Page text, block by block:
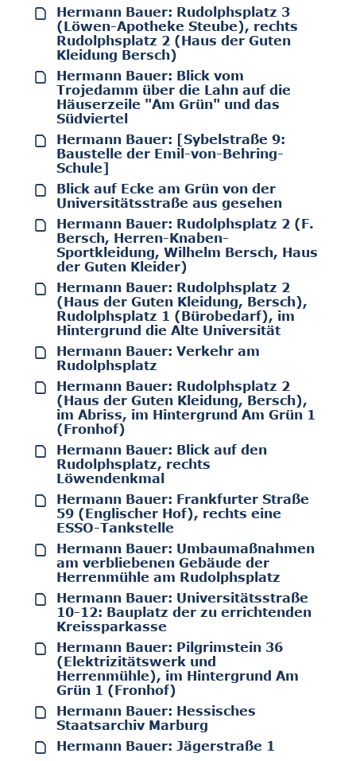
Hermann Bauer: Rudolphsplatz 3
(Löwen-Apotheke Steube), rechts
Rudolphsplatz 2 (Haus der Guten
Kleidung Bersch)
Hermann Bauer: Blick vom
Trojedamm über die Lahn auf die
Häuserzeile "Am Grün" und das
Südviertel
Hermann Bauer: [Sybelstraße 9:
Baustelle der Emil-von-Behring-
Schule]
Blick auf Ecke am Grün von der
Universitätsstraße aus gesehen
Hermann Bauer: Rudolphsplatz 2 (F.
Bersch, Herren-Knaben-
Sportkleidung, Wilhelm Bersch, Haus
der Guten Kleider)
Hermann Bauer: Rudolphsplatz 2
(Haus der Guten Kleidung, Bersch),
Rudolphsplatz 1 (Bürobedarf), im
Hintergrund die Alte Universität
Hermann Bauer: Verkehr am
Rudolphsplatz
Hermann Bauer: Rudolphsplatz 2
(Haus der Guten Kleidung, Bersch),
im Abriss, im Hintergrund Am Grün 1
(Fronhof)
Hermann Bauer: Blick auf den
Rudolphsplatz, rechts
Löwendenkmal
Hermann Bauer: Frankfurter Straße
59 (Englischer Hof), rechts eine
ESSO-Tankstelle
Hermann Bauer: Umbaumaßnahmen
am verbliebenen Gebäude der
Herrenmühle am Rudolphsplatz
Hermann Bauer: Universitätsstraße
10-12: Bauplatz der zu errichtenden
Kreissparkasse
Hermann Bauer: Pilgrimstein 36
(Elektrizitätswerk und
Herrenmühle), im Hintergrund Am
Grün 1 (Fronhof)
Hermann Bauer: Hessisches
Staatsarchiv Marburg
Hermann Bauer: Jägerstraße 1